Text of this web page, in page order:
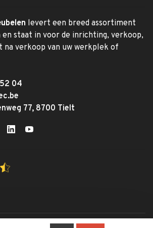
levert een breed assortiment
staat in voor de inrichting, verkoop,
na verkoop van uw werkplek of
04
77, 8700 Tielt